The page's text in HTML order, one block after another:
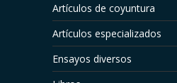
Artículos de coyuntura
Artículos especializados
Ensayos diversos